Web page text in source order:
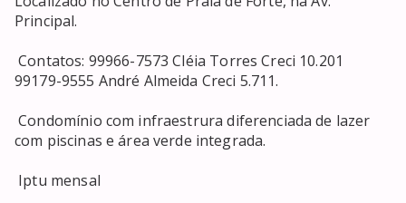
Principal.
Contatos: 99966-7573 Cléia Torres Creci 10.201
99179-9555 André Almeida Creci 5.711.
Condomínio com infraestrura diferenciada de lazer
com piscinas e área verde integrada.